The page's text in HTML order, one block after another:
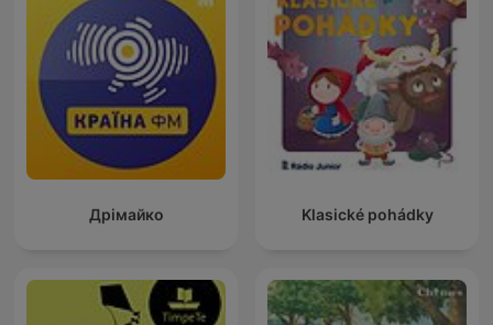
Дрімайко Klasické pohádky